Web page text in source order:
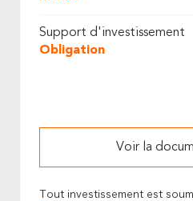
Support d'investissement
Obligation
Voir la
Tout investissement est